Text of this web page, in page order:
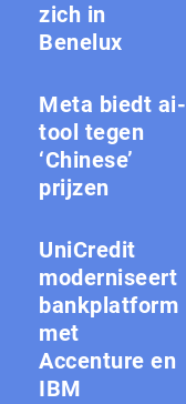
zich in
Benelux
Meta biedt ai-
tool tegen
‘Chinese’
prijzen
UniCredit
moderniseert
bankplatform
met
Accenture en
IBM